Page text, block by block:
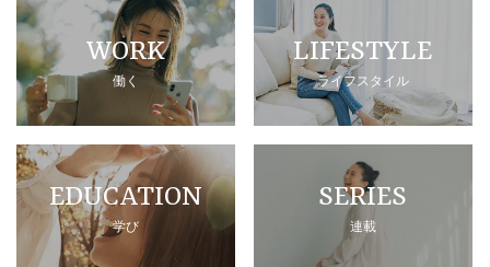
WORK
働く
LIFESTYLE
ライフスタイル
EDUCATION
学び
SERIES
連載